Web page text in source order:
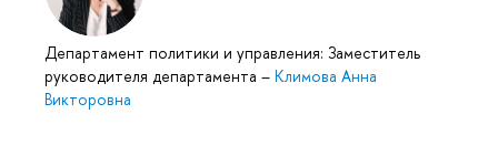
Департамент политики и управления: Заместитель
руководителя департамента – Климова Анна
Викторовна